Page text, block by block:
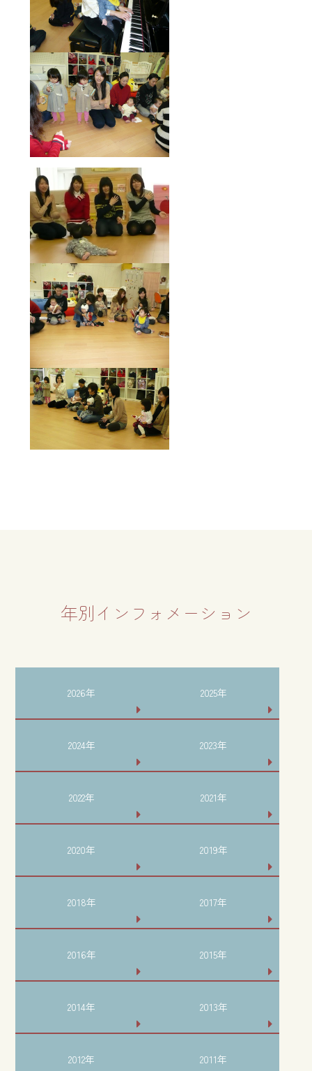
年別インフォメーション
2026年 2025年
2024年 2023年
2022年 2021年
2020年 2019年
2018年 2017年
2016年 2015年
2014年 2013年
2012年 2011年